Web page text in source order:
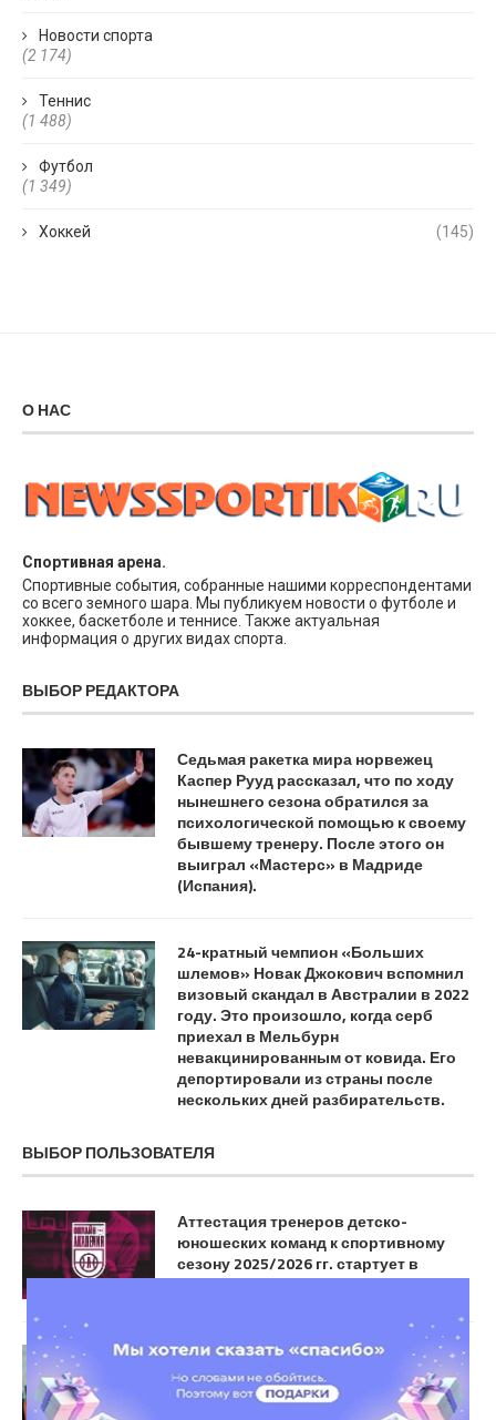
Новости спорта
(2 174)
Теннис
(1 488)
Футбол
(1 349)
Хоккей (145)
О НАС
Спортивная арена.
Спортивные события, собранные нашими корреспондентами
со всего земного шара. Мы публикуем новости о футболе и
хоккее, баскетболе и теннисе. Также актуальная
информация о других видах спорта.
ВЫБОР РЕДАКТОРА
Седьмая ракетка мира норвежец
Каспер Рууд рассказал, что по ходу
нынешнего сезона обратился за
психологической помощью к своему
бывшему тренеру. После этого он
выиграл «Мастерс» в Мадриде
(Испания).
24-кратный чемпион «Больших
шлемов» Новак Джокович вспомнил
визовый скандал в Австралии в 2022
году. Это произошло, когда серб
приехал в Мельбурн
невакцинированным от ковида. Его
депортировали из страны после
нескольких дней разбирательств.
ВЫБОР ПОЛЬЗОВАТЕЛЯ
Аттестация тренеров детско-
юношеских команд к спортивному
сезону 2025/2026 гг. стартует в
августе
Рекордсмен АПЛ Милнер взял 20-й
номер в «Брайтоне» в память о Жоте